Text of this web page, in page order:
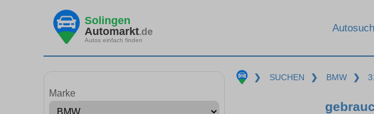
Solingen
Automarkt.de
Autos einfach finden
Marke
❯ SUCHEN ❯ BMW ❯